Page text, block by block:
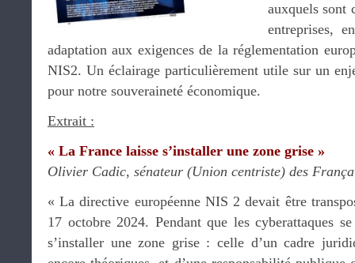
auxquels sont
entreprises,
adaptation aux exigences de la réglementation
NIS2. Un éclairage particulièrement utile sur un
pour notre souveraineté économique.
Extrait :
« La France laisse s’installer une zone grise »
Olivier Cadic, sénateur (Union centriste) des
« La directive européenne NIS 2 devait être
17 octobre 2024. Pendant que les cyberattaques
s’installer une zone grise : celle d’un cadre